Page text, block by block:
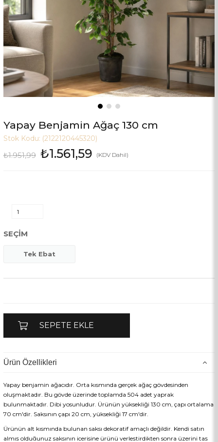
Yapay Benjamin Ağaç 130 cm
Stok Kodu: (2122120445320)
₺1.951,99 ₺1.561,59 (KDV Dahil)
SEÇIM
Tek Ebat
Ürün Özellikleri
Yapay benjamin ağacıdır. Orta kısmında gerçek ağaç gövdesinden
oluşmaktadır. Bu gövde üzerinde toplamda 504 adet yaprak
bulunmaktadır. Dibi yosunludur. Ürünün yüksekliği 130 cm, çapı ortalama
70 cm'dir. Saksının çapı 20 cm, yüksekliği 17 cm'dir.
Ürünün alt kısmında bulunan saksı dekoratif amaçlı değildir. Kendi satın
almış olduğunuz saksının içerisine ürünü yerleştirdikten sonra üzerini taş